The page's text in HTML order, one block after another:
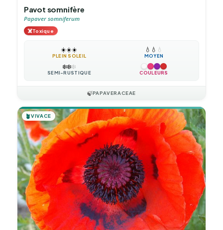
Pavot somnifère
Papaver somniferum
☠️Toxique
☀️☀️☀️
PLEIN SOLEIL
💧 💧 💧
MOYEN
❄️❄️❄️
SEMI-RUSTIQUE COULEURS
🍃PAPAVERACEAE
🪴VIVACE